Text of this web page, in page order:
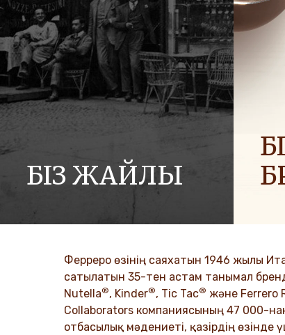
БІЗ ЖАЙЛЫ
Ferrero компаниялар тобының тарихы
DISCOVER MORE
Ферреро өзінің саяхатын 1946 жылы
сатылатын 35-тен астам танымал
Nutella®, Kinder®, Tic Tac® және Ferrero
Collaborators компаниясының 47 000-
отбасылық мәдениеті, қазірдің өзінде